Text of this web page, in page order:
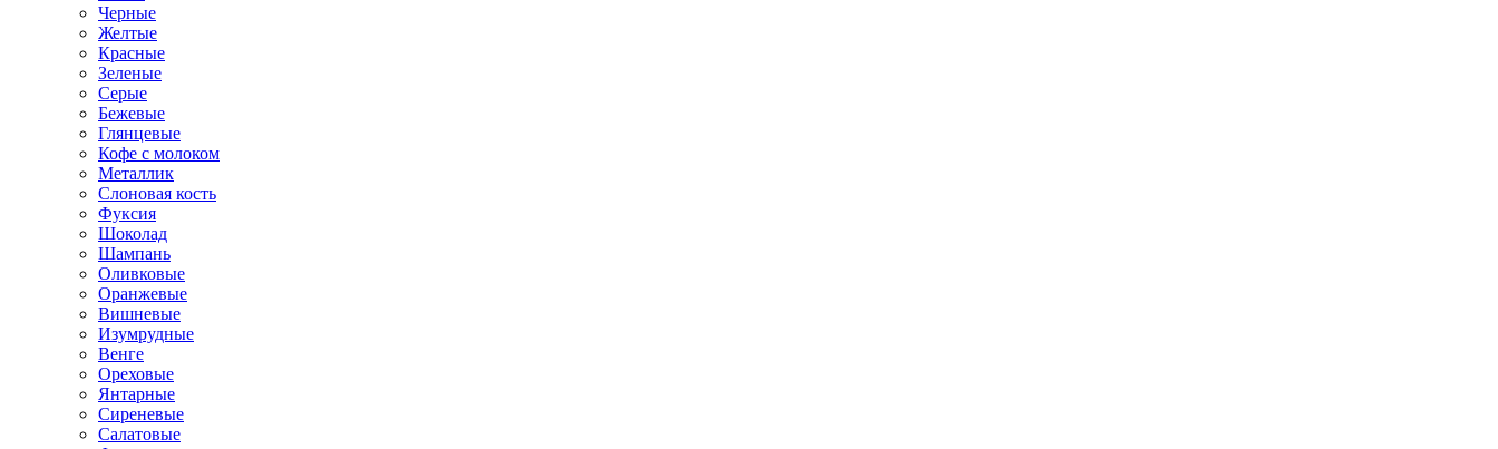
Черные
Желтые
Красные
Зеленые
Серые
Бежевые
Глянцевые
Кофе с молоком
Металлик
Слоновая кость
Фуксия
Шоколад
Шампань
Оливковые
Оранжевые
Вишневые
Изумрудные
Венге
Ореховые
Янтарные
Сиреневые
Салатовые